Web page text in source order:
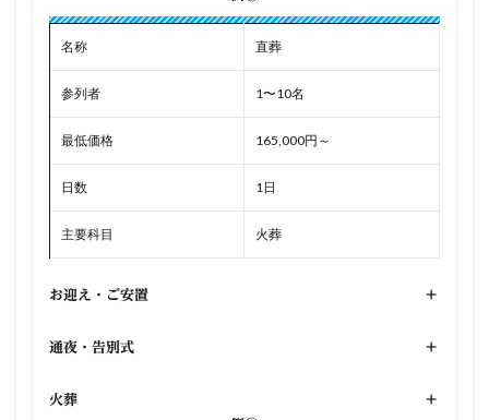
名称 直葬
参列者 1〜10名
最低価格 165,000円～
日数 1日
主要科目 火葬
お迎え・ご安置 +
通夜・告別式 +
火葬
+